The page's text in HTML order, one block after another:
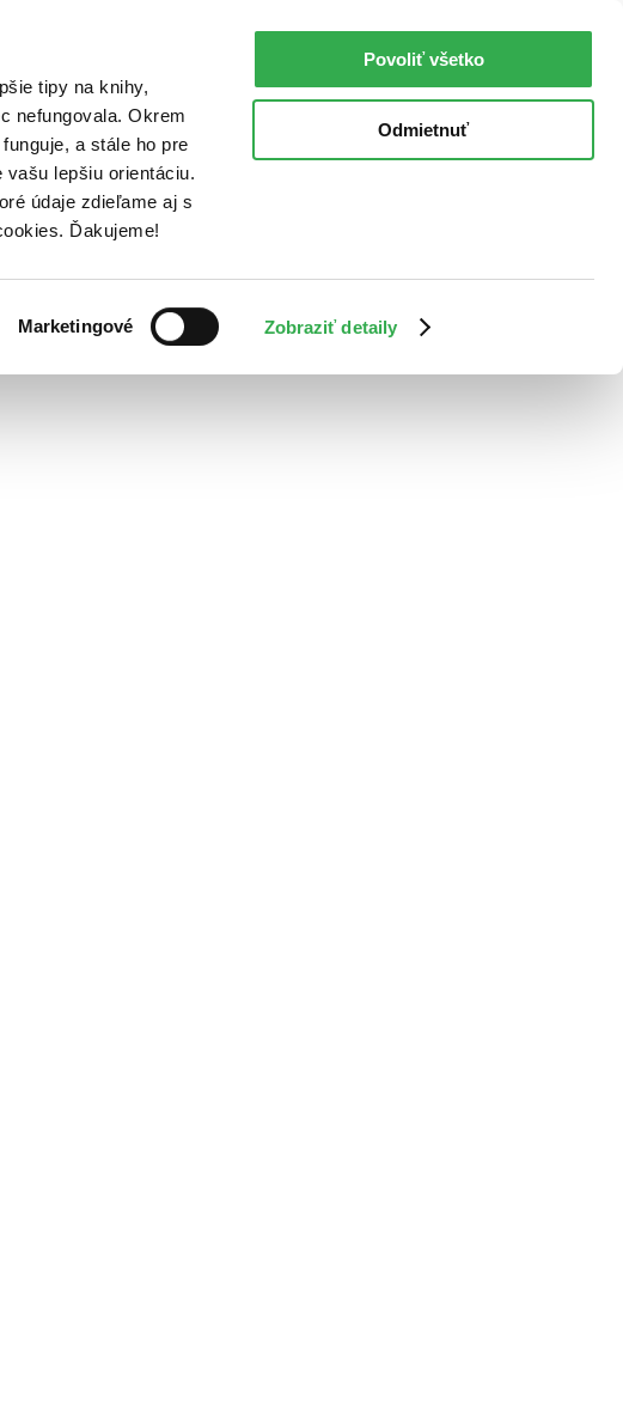
tipy na knihy,
nefungovala. Okrem
a stále ho pre
lepšiu orientáciu.
údaje zdieľame aj s
Ďakujeme!
Marketingové Zobraziť detaily
Povoliť všetko
Odmietnuť